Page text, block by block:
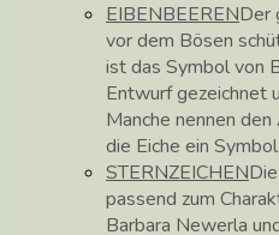
EIBENBEERENDer
vor dem Bösen
ist das Symbol von
Entwurf gezeichnet
Manche nennen
die Eiche ein
STERNZEICHEN
passend zum
Barbara Newerla